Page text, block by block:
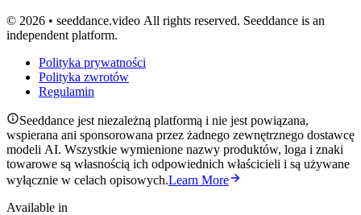
© 2026 • seeddance.video All rights reserved. Seeddance is an
independent platform.
Polityka prywatności
Polityka zwrotów
Regulamin
Seeddance jest niezależną platformą i nie jest powiązana,
wspierana ani sponsorowana przez żadnego zewnętrznego dostawcę
modeli AI. Wszystkie wymienione nazwy produktów, loga i znaki
towarowe są własnością ich odpowiednich właścicieli i są używane
wyłącznie w celach opisowych.Learn More
Available in